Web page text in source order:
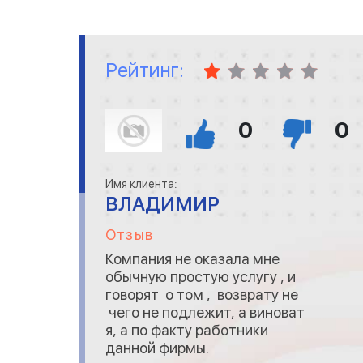
Рейтинг:
0 0
Имя клиента:
ВЛАДИМИР
Отзыв
Компания не оказала мне
обычную простую услугу , и
говорят о том , возврату не
чего не подлежит, а виноват
я, а по факту работники
данной фирмы.